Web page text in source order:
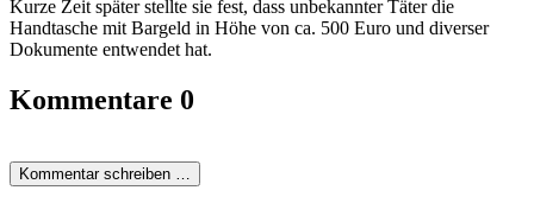
Kurze Zeit später stellte sie fest, dass unbekannter Täter die
Handtasche mit Bargeld in Höhe von ca. 500 Euro und diverser
Dokumente entwendet hat.
Kommentare 0
Kommentar schreiben …